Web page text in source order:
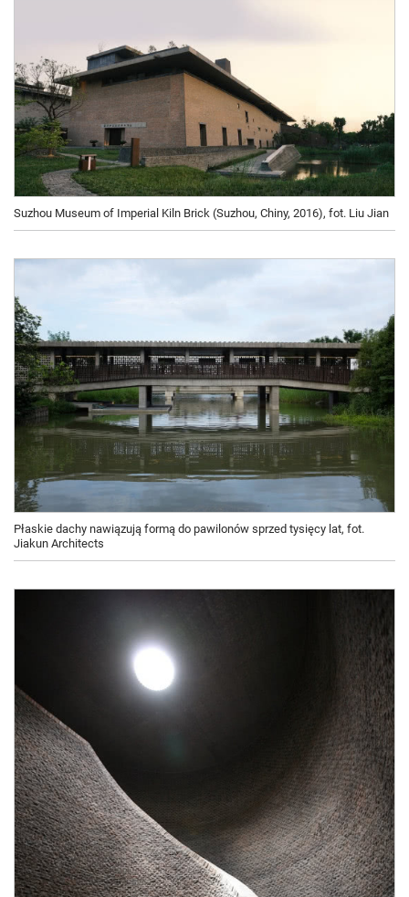
Suzhou Museum of Imperial Kiln Brick (Suzhou, Chiny, 2016), fot. Liu Jian
Płaskie dachy nawiązują formą do pawilonów sprzed tysięcy lat, fot.
Jiakun Architects